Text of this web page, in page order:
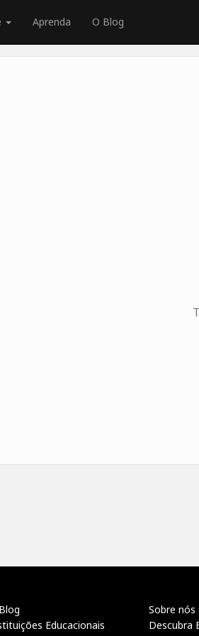
Aprenda O Blog
Educacionais
Sobre nós
Descubra